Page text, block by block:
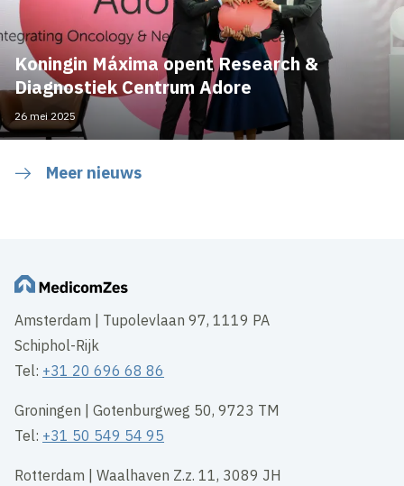
Koningin Máxima opent Research &
Diagnostiek Centrum Adore
26 mei 2025
Meer nieuws
Amsterdam | Tupolevlaan 97, 1119 PA
Schiphol-Rijk
Tel: +31 20 696 68 86
Groningen | Gotenburgweg 50, 9723 TM
Tel: +31 50 549 54 95
Rotterdam | Waalhaven Z.z. 11, 3089 JH